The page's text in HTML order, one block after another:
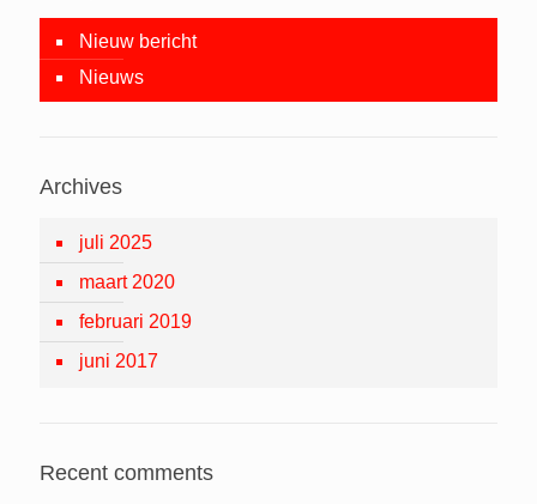
Nieuw bericht
Nieuws
Archives
juli 2025
maart 2020
februari 2019
juni 2017
Recent comments